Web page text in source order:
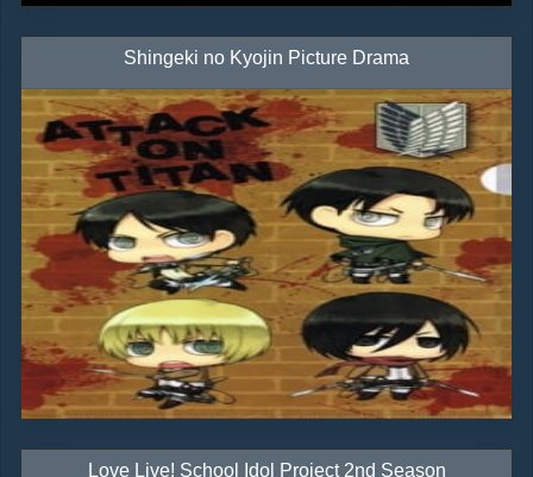
Shingeki no Kyojin Picture Drama
Love Live! School Idol Project 2nd Season